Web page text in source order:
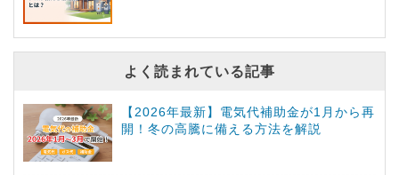
よく読まれている記事
【2026年最新】電気代補助金が1月から再
開！冬の高騰に備える方法を解説